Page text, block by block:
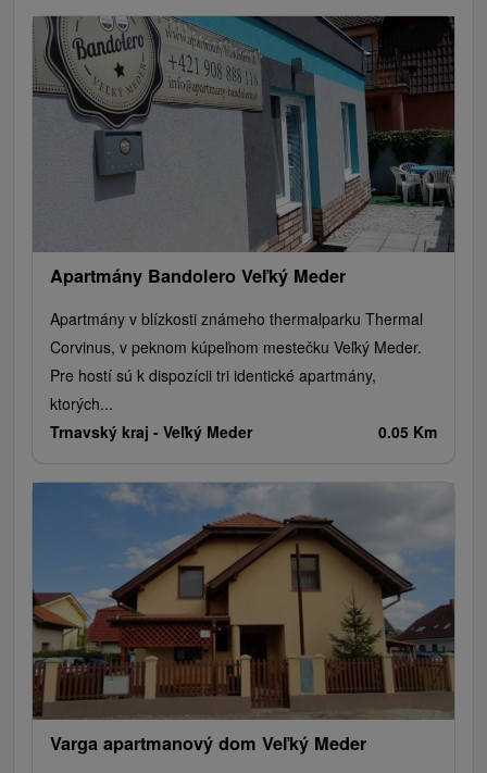
Apartmány Bandolero Veľký Meder
Apartmány v blízkosti známeho thermalparku Thermal
Corvinus, v peknom kúpeľnom mestečku Veľký Meder.
Pre hostí sú k dispozícii tri identické apartmány,
ktorých...
Trnavský kraj - Veľký Meder 0.05 Km
Varga apartmanový dom Veľký Meder